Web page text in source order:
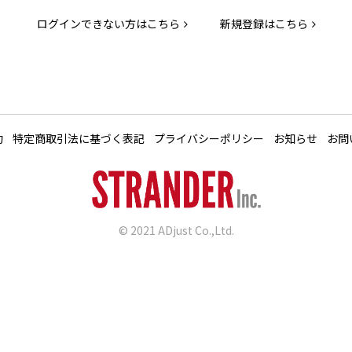
ログインできない方はこちら 新規登録はこちら
特定商取引法に基づく表記 プライバシーポリシー お知らせ お
© 2021 ADjust Co.,Ltd.